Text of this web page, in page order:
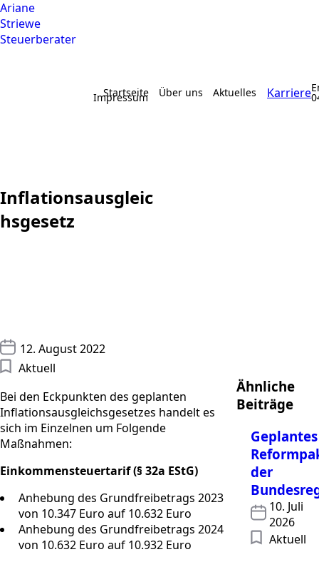
Ariane
Striewe
Steuerberater
Startseite Über uns Aktuelles Karriere
Impressum
Inflationsausgleic
hsgesetz
12. August 2022
Aktuell
Bei den Eckpunkten des geplanten
Inflationsausgleichsgesetzes handelt es
sich im Einzelnen um Folgende
Maßnahmen:
Einkommensteuertarif (§ 32a EStG)
Anhebung des Grundfreibetrags 2023
von 10.347 Euro auf 10.632 Euro
Anhebung des Grundfreibetrags 2024
von 10.632 Euro auf 10.932 Euro
Ähnliche
Beiträge
Geplantes
der
10. Juli
2026
Aktuell